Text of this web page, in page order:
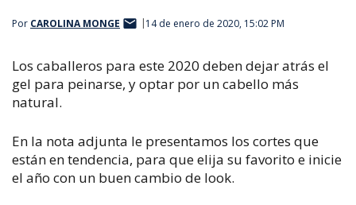
Por CAROLINA MONGE 14 de enero de 2020, 15:02 PM
Los caballeros para este 2020 deben dejar atrás el
gel para peinarse, y optar por un cabello más
natural.
En la nota adjunta le presentamos los cortes que
están en tendencia, para que elija su favorito e inicie
el año con un buen cambio de look.